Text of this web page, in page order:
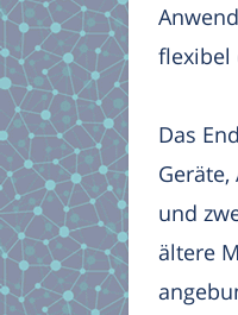
flexibel
Das
und
ältere